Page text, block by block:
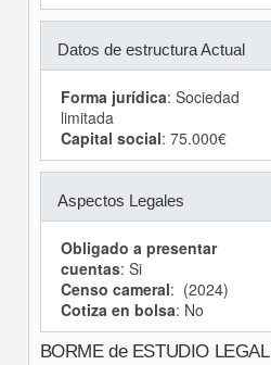
Datos de estructura Actual
Forma jurídica: Sociedad
limitada
Capital social: 75.000€
Aspectos Legales
Obligado a presentar
cuentas: Si
Censo cameral: (2024)
Cotiza en bolsa: No
BORME de ESTUDIO